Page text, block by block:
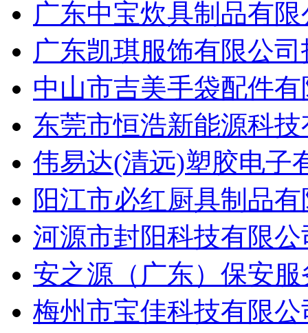
广东中宝炊具制品有
广东凯琪服饰有限公
中山市吉美手袋配件
东莞市恒浩新能源科
伟易达(清远)塑胶电子
阳江市必红厨具制品
河源市封阳科技有限
安之源（广东）保安
梅州市宝佳科技有限